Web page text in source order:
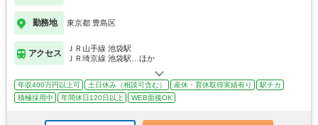
勤務地 東京都 豊島区
アクセス
ＪＲ山手線 池袋駅
ＪＲ埼京線 池袋駅…ほか
年収400万円以上可 土日休み（相談可含む） 産休・育休取得実績有り
駅チカ
積極採用中
年間休日120日以上 WEB面接OK